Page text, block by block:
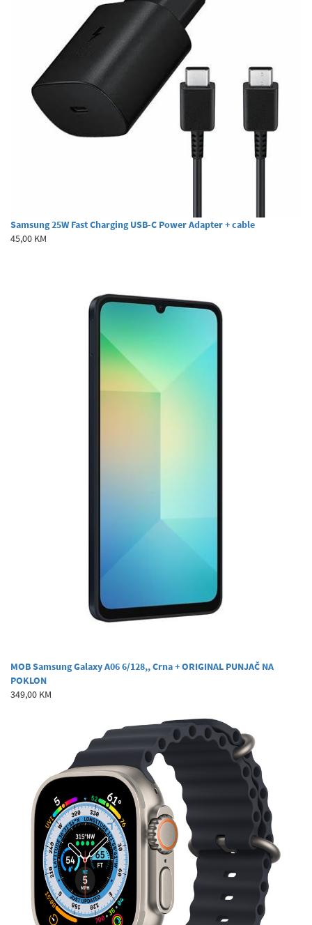
Samsung 25W Fast Charging USB-C Power Adapter + cable
45,00 KM
MOB Samsung Galaxy A06 6/128,, Crna + ORIGINAL PUNJAČ NA
POKLON
349,00 KM